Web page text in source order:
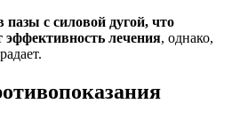
с силовой дугой, что
лечения, однако,